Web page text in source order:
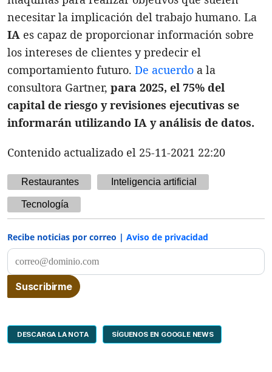
necesitar la implicación del trabajo humano. La
IA es capaz de proporcionar información sobre
los intereses de clientes y predecir el
comportamiento futuro. De acuerdo a la
consultora Gartner, para 2025, el 75% del
capital de riesgo y revisiones ejecutivas se
informarán utilizando IA y análisis de datos.
Contenido actualizado el 25-11-2021 22:20
Restaurantes Inteligencia artificial
Tecnología
Recibe noticias por correo | Aviso de privacidad
DESCARGA LA NOTA SÍGUENOS EN GOOGLE NEWS